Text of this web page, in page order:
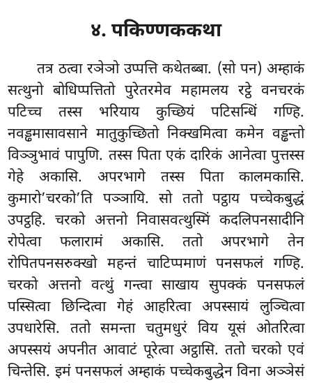
४. पकिण्णककथा
तत्र ठत्वा रञेञो उप्पत्ति कथेतब्बा. (सो पन) अम्हाकं
सत्थुनो बोधिप्पत्तितो पुरेतरमेव महामलय रट्ठे वनचरकं
पटिच्च तस्स भरियाय कुच्छियं पटिसन्धिं गण्हि.
नवड्ढमासावसाने मातुकुच्छितो निक्खमित्वा कमेन वड्ढन्तो
विञ्ञुभावं पापुणि. तस्स पिता एकं दारिकं आनेत्वा पुत्तस्स
गेहे अकासि. अपरभागे तस्स पिता कालमकासि.
कुमारो’चरको’ति पञ्ञायि. सो ततो पट्ठाय पच्चेकबुद्धं
उपट्ठहि. चरको अत्तनो निवासवत्थुस्मिं कदलिपनसादीनि
रोपेत्वा फलारामं अकासि. ततो अपरभागे तेन
रोपितपनसरुक्खो महन्तं चाटिप्पमाणं पनसफलं गण्हि.
चरको अत्तनो वत्थुं गन्त्वा साखाय सुपक्कं पनसफलं
पस्सित्वा छिन्दित्वा गेहं आहरित्वा अपस्सायं लुञ्चित्वा
उपधारेसि. ततो समन्ता चतुमधुरं विय यूसं ओतरित्वा
अपस्सयं अपनीत आवाटं पूरेत्वा अट्ठासि. ततो चरको एवं
चिन्तेसि. इमं पनसफलं अम्हाकं पच्चेकबुद्धेन विना अञ्ञेसं